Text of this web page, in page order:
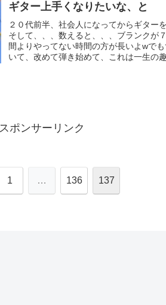
ギター上手くなりたいな、と
２０代前半、社会人になってからギター
そして、、、数えると、、、ブランクが
間よりやってない時間の方が長いよwで
いて、改めて弾き始めて、これは一生の
スポンサーリンク
1 … 136 137